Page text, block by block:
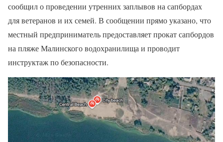
сообщил о проведении утренних заплывов на сапбордах
для ветеранов и их семей. В сообщении прямо указано, что
местный предприниматель предоставляет прокат сапбордов
на пляже Малинского водохранилища и проводит
инструктаж по безопасности.